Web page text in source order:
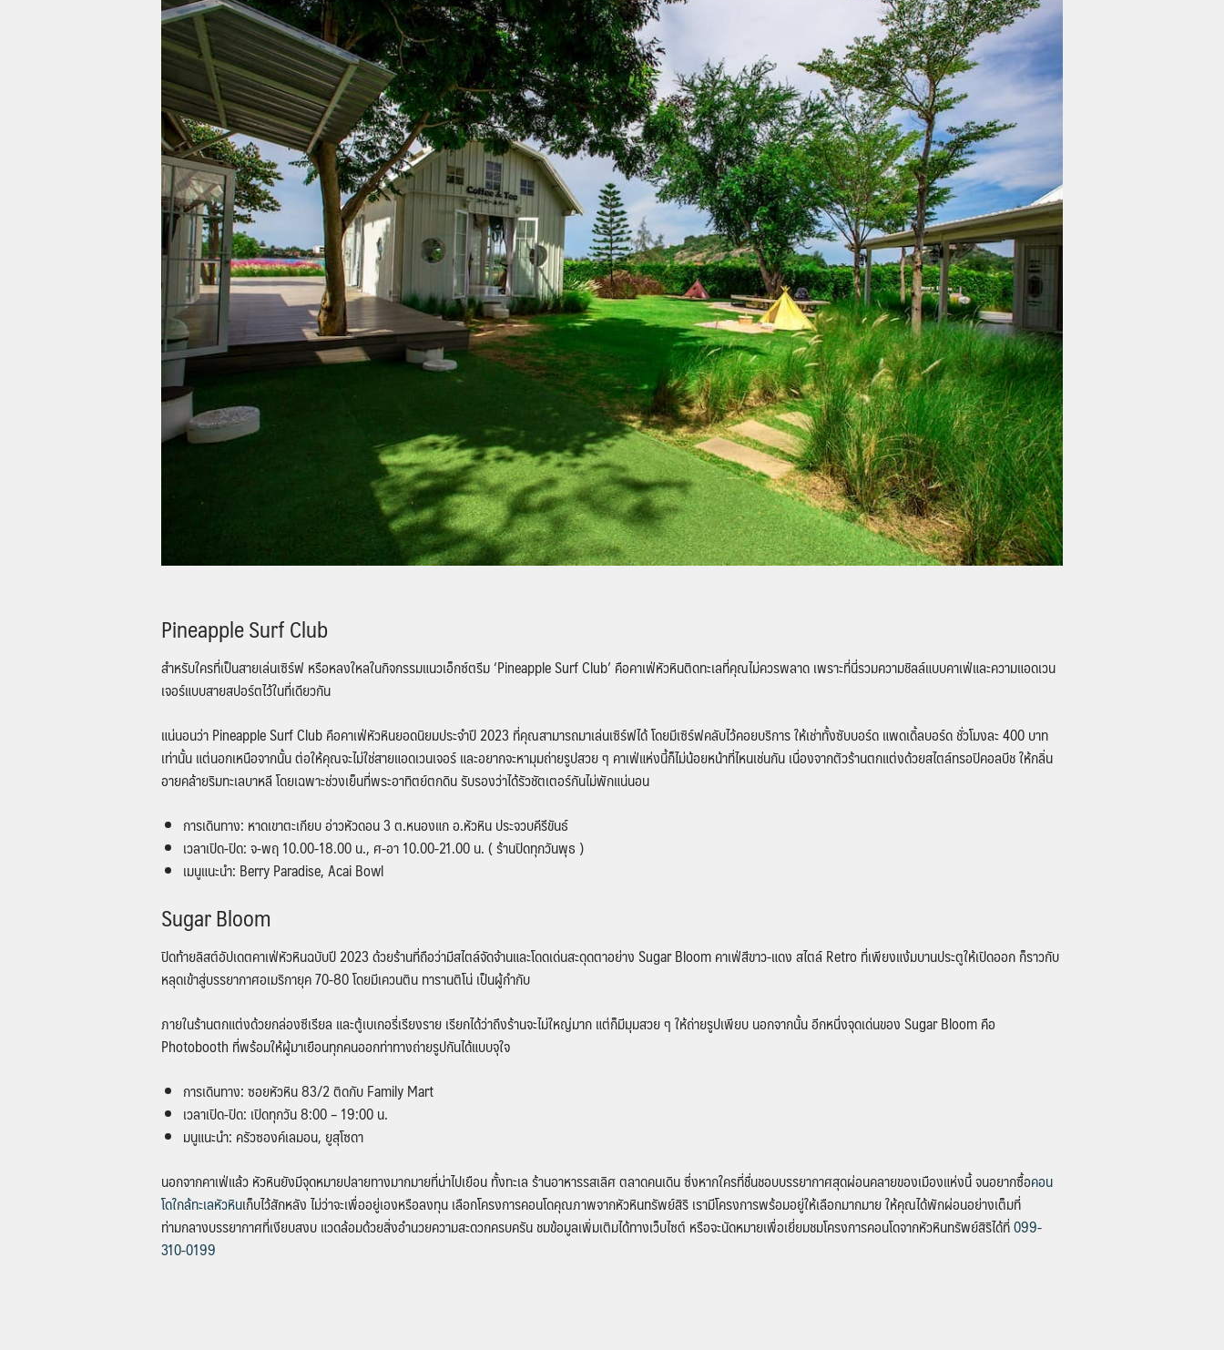
Pineapple Surf Club
สำหรับใครที่เป็นสายเล่นเซิร์ฟ หรือหลงใหลในกิจกรรมแนวเอ็กซ์ตรีม ‘Pineapple Surf Club’ คือคาเฟ่หัวหินติดทะเลที่คุณไม่ควรพลาด เพราะที่นี่รวมความชิลล์แบบคาเฟ่และความแอดเวน
เจอร์แบบสายสปอร์ตไว้ในที่เดียวกัน
แน่นอนว่า Pineapple Surf Club คือคาเฟ่หัวหินยอดนิยมประจำปี 2023 ที่คุณสามารถมาเล่นเซิร์ฟได้ โดยมีเซิร์ฟคลับไว้คอยบริการ ให้เช่าทั้งซับบอร์ด แพดเดิ้ลบอร์ด ชั่วโมงละ 400 บาท
เท่านั้น แต่นอกเหนือจากนั้น ต่อให้คุณจะไม่ใช่สายแอดเวนเจอร์ และอยากจะหามุมถ่ายรูปสวย ๆ คาเฟ่แห่งนี้ก็ไม่น้อยหน้าที่ไหนเช่นกัน เนื่องจากตัวร้านตกแต่งด้วยสไตล์ทรอปิคอลบีช ให้กลิ่น
อายคล้ายริมทะเลบาหลี โดยเฉพาะช่วงเย็นที่พระอาทิตย์ตกดิน รับรองว่าได้รัวชัตเตอร์กันไม่พักแน่นอน
การเดินทาง: หาดเขาตะเกียบ อ่าวหัวดอน 3 ต.หนองแก อ.หัวหิน ประจวบคีรีขันธ์
เวลาเปิด-ปิด: จ-พฤ 10.00-18.00 น., ศ-อา 10.00-21.00 น. ( ร้านปิดทุกวันพุธ )
เมนูแนะนำ: Berry Paradise, Acai Bowl
Sugar Bloom
ปิดท้ายลิสต์อัปเดตคาเฟ่หัวหินฉบับปี 2023 ด้วยร้านที่ถือว่ามีสไตล์จัดจ้านและโดดเด่นสะดุดตาอย่าง Sugar Bloom คาเฟ่สีขาว-แดง สไตล์ Retro ที่เพียงแง้มบานประตูให้เปิดออก ก็ราวกับ
หลุดเข้าสู่บรรยากาศอเมริกายุค 70-80 โดยมีเควนติน ทารานติโน่ เป็นผู้กำกับ
ภายในร้านตกแต่งด้วยกล่องซีเรียล และตู้เบเกอรี่เรียงราย เรียกได้ว่าถึงร้านจะไม่ใหญ่มาก แต่ก็มีมุมสวย ๆ ให้ถ่ายรูปเพียบ นอกจากนั้น อีกหนึ่งจุดเด่นของ Sugar Bloom คือ
Photobooth ที่พร้อมให้ผู้มาเยือนทุกคนออกท่าทางถ่ายรูปกันได้แบบจุใจ
การเดินทาง: ซอยหัวหิน 83/2 ติดกับ Family Mart​
เวลาเปิด-ปิด: เปิดทุกวัน 8:00 – 19:00 น​.
มนูแนะนำ: ครัวซองค์เลมอน, ยูสุโซดา
นอกจากคาเฟ่แล้ว หัวหินยังมีจุดหมายปลายทางมากมายที่น่าไปเยือน ทั้งทะเล ร้านอาหารรสเลิศ ตลาดคนเดิน ซึ่งหากใครที่ชื่นชอบบรรยากาศสุดผ่อนคลายของเมืองแห่งนี้ จนอยากซื้อคอน
โดใกล้ทะเลหัวหินเก็บไว้สักหลัง ไม่ว่าจะเพื่ออยู่เองหรือลงทุน เลือกโครงการคอนโดคุณภาพจากหัวหินทรัพย์สิริ เรามีโครงการพร้อมอยู่ให้เลือกมากมาย ให้คุณได้พักผ่อนอย่างเต็มที่
ท่ามกลางบรรยากาศที่เงียบสงบ แวดล้อมด้วยสิ่งอำนวยความสะดวกครบครัน ชมข้อมูลเพิ่มเติมได้ทางเว็บไซต์ หรือจะนัดหมายเพื่อเยี่ยมชมโครงการคอนโดจากหัวหินทรัพย์สิริได้ที่099-
310-0199